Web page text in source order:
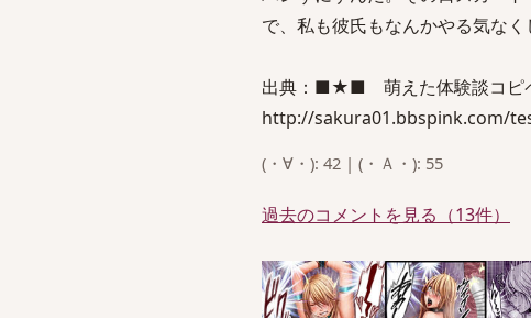
で、私も彼氏もなんかやる気なく
出典：■★■ 萌えた体験談コ
http://sakura01.bbspink.com/
(・∀・): 42 | (・Ａ・): 55
過去のコメントを見る（13件）